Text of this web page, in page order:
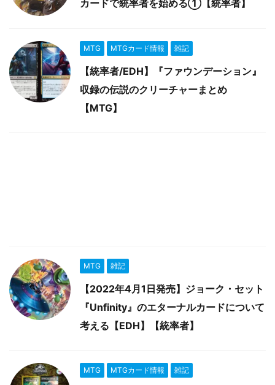
カードで統率者を始める①【統率者】
MTG MTGカード情報 雑記
【統率者/EDH】『ファウンデーション』
収録の伝説のクリーチャーまとめ
【MTG】
MTG 雑記
【2022年4月1日発売】ジョーク・セット
『Unfinity』のエターナルカードについて
考える【EDH】【統率者】
MTG MTGカード情報 雑記